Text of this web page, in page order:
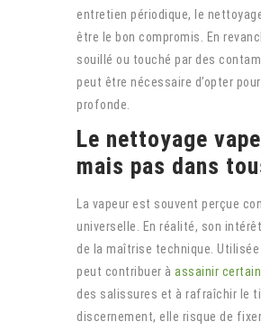
entretien périodique, le
être le bon compromis. En
souillé ou touché par des
peut être nécessaire d’opter
profonde.
Le nettoyage
mais pas dans
La vapeur est souvent perçue
universelle. En réalité, son
de la maîtrise technique.
peut contribuer à assainir
des salissures et à rafraîchir le
discernement, elle risque de